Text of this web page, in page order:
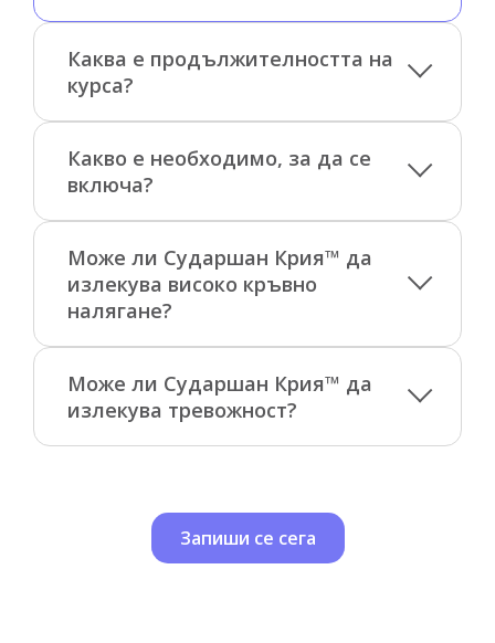
Каква е продължителността на
курса?
Какво е необходимо, за да се
включа?
Може ли Сударшан Крия™ да
излекува високо кръвно
налягане?
Може ли Сударшан Крия™ да
излекува тревожност?
Запиши се сега